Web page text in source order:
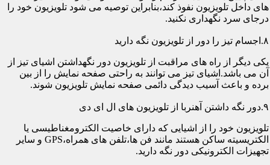
های داخل تلویزیون نفوذ کند،بنابراین توصیه می شود تلویزیون خود را
درجای سرد نگهداری نکنید.
۸.اجسام تیز را دور از تلویزیون نگه دارید
یکی دیگر از راه های مراقبت از تلویزیون دور نگهداشتن اشیای تیز از
آن می باشد.اشیای تیز می توانند به راحتی صفحه نمایش را از بین
برده و باعث آسیب دیدگی دائمی صفحه نمایش تلویزیون شوند.
۹.دور نگه داشتن آهنربا از تلویزیون های ال ای دی
تلویزیون خود را از اشیایی که دارای خاصیت الکترومغناطیسی یا
الکتریسیته ساکن هستند مانند فن ها،تلفن های همراه،GPS و سایر
تجهیزات الکترونیکی دور نگه دارید.